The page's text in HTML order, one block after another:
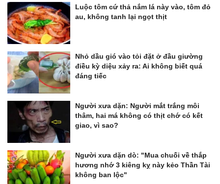
Luộc tôm cứ thả nắm lá này vào, tôm đỏ
au, không tanh lại ngọt thịt
Nhỏ dầu gió vào tỏi đặt ở đầu giường
điều kỳ diệu xảy ra: Ai không biết quá
đáng tiếc
Người xưa dặn: Người mắt trắng môi
thâm, hai má không có thịt chớ có kết
giao, vì sao?
Người xưa dặn dò: "Mua chuối về thắp
hương nhớ 3 kiêng kỵ này kẻo Thần Tài
không ban lộc"